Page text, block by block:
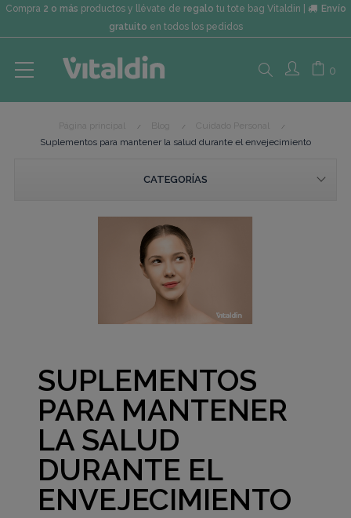
Compra 2 o más productos y llévate de regalo tu tote bag Vitaldin |
Envío
gratuito en todos los pedidos
Search
here...
0
Suplementos para mantener la salud durante el envejecimiento
CATEGORÍAS
SUPLEMENTOS
PARA MANTENER
LA SALUD
DURANTE EL
ENVEJECIMIENTO